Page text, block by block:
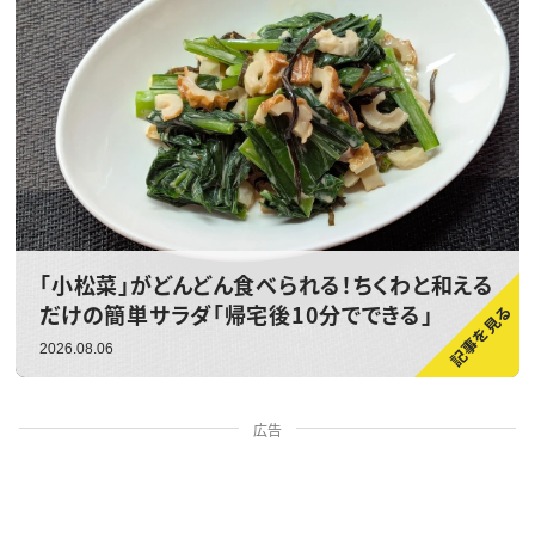
「小松菜」がどんどん食べられる！ちくわと和える
だけの簡単サラダ「帰宅後10分でできる」
2026.08.06
広告